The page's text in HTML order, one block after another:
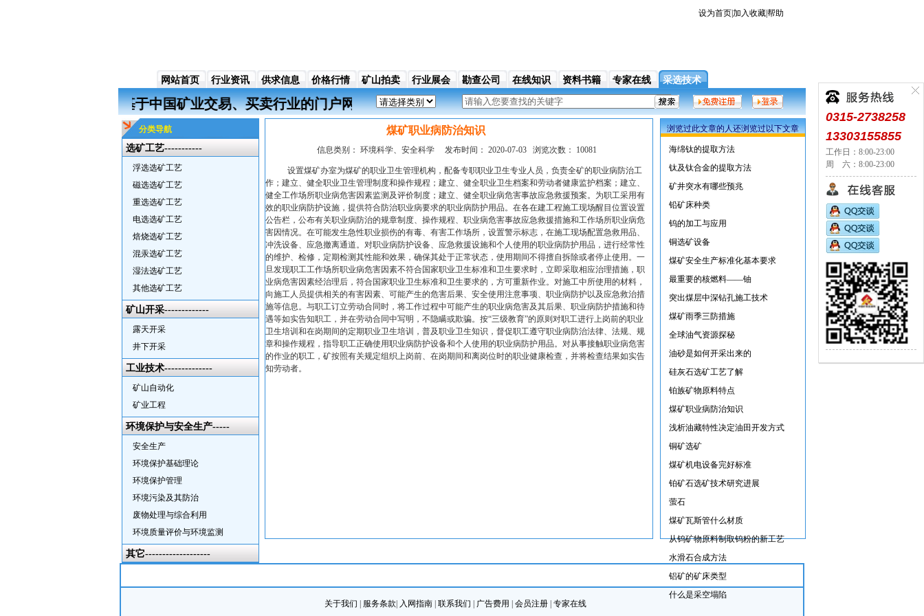
设为首页加入收藏帮助
网站首页 行业资讯 供求信息 价格行情 矿山拍卖 行业展会 勘查公司 在线知识 资料书籍 专家在线 采选技术
）是一家基于中国矿业交易、买卖行业的门户网站，它面向各地拥有矿业和对矿业感兴趣的用户，提供了信息，宣传，贸易，资料等多方位的
分类导航
选矿工艺-----------
浮选选矿工艺
磁选选矿工艺
重选选矿工艺
电选选矿工艺
焙烧选矿工艺
混汞选矿工艺
湿法选矿工艺
其他选矿工艺
矿山开采-------------
露天开采
井下开采
工业技术--------------
矿山自动化
矿业工程
环境保护与安全生产-----
安全生产
环境保护基础理论
环境保护管理
环境污染及其防治
废物处理与综合利用
环境质量评价与环境监测
其它-------------------
煤矿职业病防治知识
信息类别： 环境科学、安全科学 发布时间： 2020-07-03 浏览次数： 10081
设置煤矿办室为煤矿的职业卫生管理机构，配备专职职业卫生专业人员，负责全矿的职业病防治工
作；建立、健全职业卫生管理制度和操作规程；建立、健全职业卫生档案和劳动者健康监护档案；建立、
健全工作场所职业病危害因素监测及评价制度；建立、健全职业病危害事故应急救援预案。为职工采用有
效的职业病防护设施，提供符合防治职业病要求的职业病防护用品。在各在建工程施工现场醒目位置设置
公告栏，公布有关职业病防治的规章制度、操作规程、职业病危害事故应急救援措施和工作场所职业病危
害因情况。在可能发生急性职业损伤的有毒、有害工作场所，设置警示标志，在施工现场配置急救用品、
冲洗设备、应急撤离通道。对职业病防护设备、应急救援设施和个人使用的职业病防护用品，进行经常性
的维护、检修，定期检测其性能和效果，确保其处于正常状态，使用期间不得擅自拆除或者停止使用。一
旦发现职工工作场所职业病危害因素不符合国家职业卫生标准和卫生要求时，立即采取相应治理措施，职
业病危害因素经治理后，符合国家职业卫生标准和卫生要求的，方可重新作业。对施工中所使用的材料，
向施工人员提供相关的有害因素、可能产生的危害后果、安全使用注意事项、职业病防护以及应急救治措
施等信息。与职工订立劳动合同时，将工作过程中可能产生的职业病危害及其后果、职业病防护措施和待
遇等如实告知职工，并在劳动合同中写明，不隐瞒或欺骗。按“三级教育”的原则对职工进行上岗前的职业
卫生培训和在岗期间的定期职业卫生培训，普及职业卫生知识，督促职工遵守职业病防治法律、法规、规
章和操作规程，指导职工正确使用职业病防护设备和个人使用的职业病防护用品。对从事接触职业病危害
的作业的职工，矿按照有关规定组织上岗前、在岗期间和离岗位时的职业健康检查，并将检查结果如实告
知劳动者。
浏览过此文章的人还浏览过以下文章
海绵钛的提取方法
钛及钛合金的提取方法
矿井突水有哪些预兆
铅矿床种类
钨的加工与应用
铜选矿设备
煤矿安全生产标准化基本要求
最重要的核燃料——铀
突出煤层中深钻孔施工技术
煤矿雨季三防措施
全球油气资源探秘
油砂是如何开采出来的
硅灰石选矿工艺了解
铂族矿物原料特点
煤矿职业病防治知识
浅析油藏特性决定油田开发方式
铜矿选矿
煤矿机电设备完好标准
铂矿石选矿技术研究进展
萤石
煤矿瓦斯管什么材质
从钨矿物原料制取钨粉的新工艺
水滑石合成方法
铝矿的矿床类型
什么是采空塌陷
关于我们
服务条款 入网指南| 联系我们 广告费用 会员注册| 专家在线
0315-2738258
13303155855
工作日：8:00-23:00
周 六：8:00-23:00